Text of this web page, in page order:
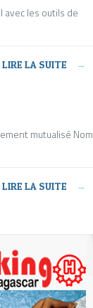
les outils de
LIRE LA SUITE →
mutualisé Nom
LIRE LA SUITE →